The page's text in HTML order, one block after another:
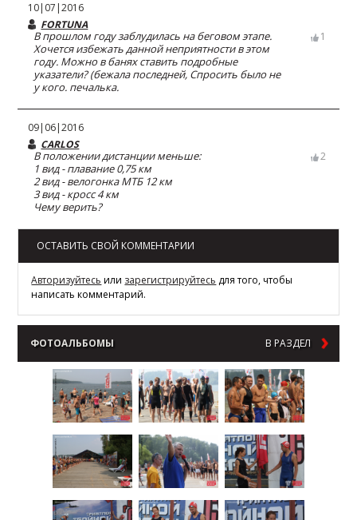
10|07|2016
FORTUNA
В прошлом году заблудилась на беговом этапе.
Хочется избежать данной неприятности в этом
году. Можно в банях ставить подробные
указатели? (бежала последней, Спросить было не
у кого. печалька.
1
09|06|2016
CARLOS
В положении дистанции меньше:
1 вид - плавание 0,75 км
2 вид - велогонка МТБ 12 км
3 вид - кросс 4 км
Чему верить?
2
ОСТАВИТЬ СВОЙ КОММЕНТАРИИ
Авторизуйтесь или зарегистрируйтесь для того, чтобы
написать комментарий.
ФОТОАЛЬБОМЫ В РАЗДЕЛ